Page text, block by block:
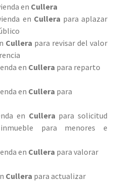
en Cullera
en Cullera para aplazar
Cullera para revisar del valor
en Cullera para reparto
en Cullera para
en Cullera para solicitud
para menores e
en Cullera para valorar
Cullera para actualizar